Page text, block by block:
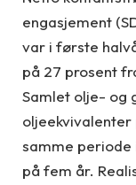
engasjement
var i første
på 27 prosent
Samlet olje- og
oljeekvivalenter
samme periode
på fem år.